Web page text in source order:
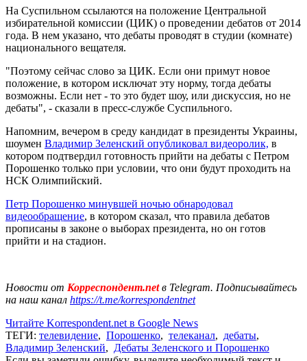
На Суспильном ссылаются на положение Центральной
избирательной комиссии (ЦИК) о проведении дебатов от 2014
года. В нем указано, что дебаты проводят в студии (комнате)
национального вещателя.
"Поэтому сейчас слово за ЦИК. Если они примут новое
положение, в котором исключат эту норму, тогда дебаты
возможны. Если нет - то это будет шоу, или дискуссия, но не
дебаты", - сказали в пресс-службе Суспильного.
Напомним, вечером в среду кандидат в президенты Украины,
шоумен Владимир Зеленский опубликовал видеоролик, в
котором подтвердил готовность прийти на дебаты с Петром
Порошенко только при условии, что они будут проходить на
НСК Олимпийский.
Петр Порошенко минувшей ночью обнародовал
видеообращение, в котором сказал, что правила дебатов
прописаны в законе о выборах президента, но он готов
прийти и на стадион.
Новости от Корреспондент.netв Telegram. Подписывайтесь
на наш канал https://t.me/korrespondentnet
Читайте Korrespondent.net в Google News
ТЕГИ: телевидение, Порошенко, телеканал, дебаты,
Владимир Зеленский, Дебаты Зеленского и Порошенко